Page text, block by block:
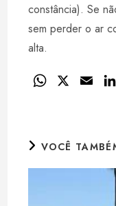
constância). Se
sem perder o ar
alta.
W
s
A
l
VOCÊ